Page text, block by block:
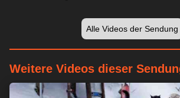
Alle Videos der Sendung
Weitere Videos dieser